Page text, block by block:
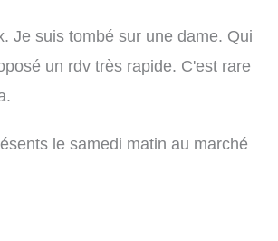
Je suis tombé sur une dame. Qui
un rdv très rapide. C'est rare
le samedi matin au marché